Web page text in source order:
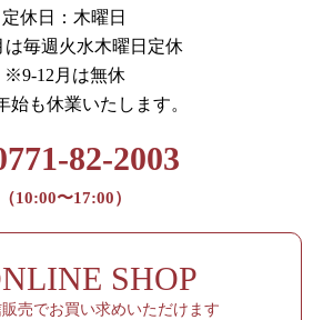
定休日：木曜日
毎週火水木曜日定休
※9-12月は無休
始も休業いたします。
82-2003
（10:00〜17:00）
SHOP
売でお買い求めいただけます